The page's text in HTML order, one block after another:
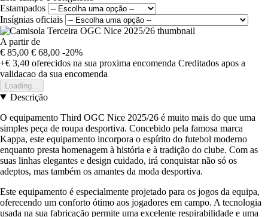
Estampados
Insígnias oficiais
A partir de
€ 85,00 € 68,00 -20%
+€ 3,40 oferecidos na sua proxima encomenda Creditados apos a
validacao da sua encomenda
Loading...
Descrição
O equipamento Third OGC Nice 2025/26 é muito mais do que uma
simples peça de roupa desportiva. Concebido pela famosa marca
Kappa, este equipamento incorpora o espírito do futebol moderno
enquanto presta homenagem à história e à tradição do clube. Com as
suas linhas elegantes e design cuidado, irá conquistar não só os
adeptos, mas também os amantes da moda desportiva.
Este equipamento é especialmente projetado para os jogos da equipa,
oferecendo um conforto ótimo aos jogadores em campo. A tecnologia
usada na sua fabricação permite uma excelente respirabilidade e uma